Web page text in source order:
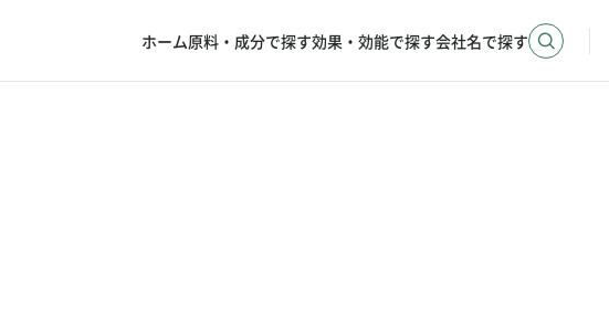
ホーム 原料・成分で探す効果・効能で探す会社名で探す